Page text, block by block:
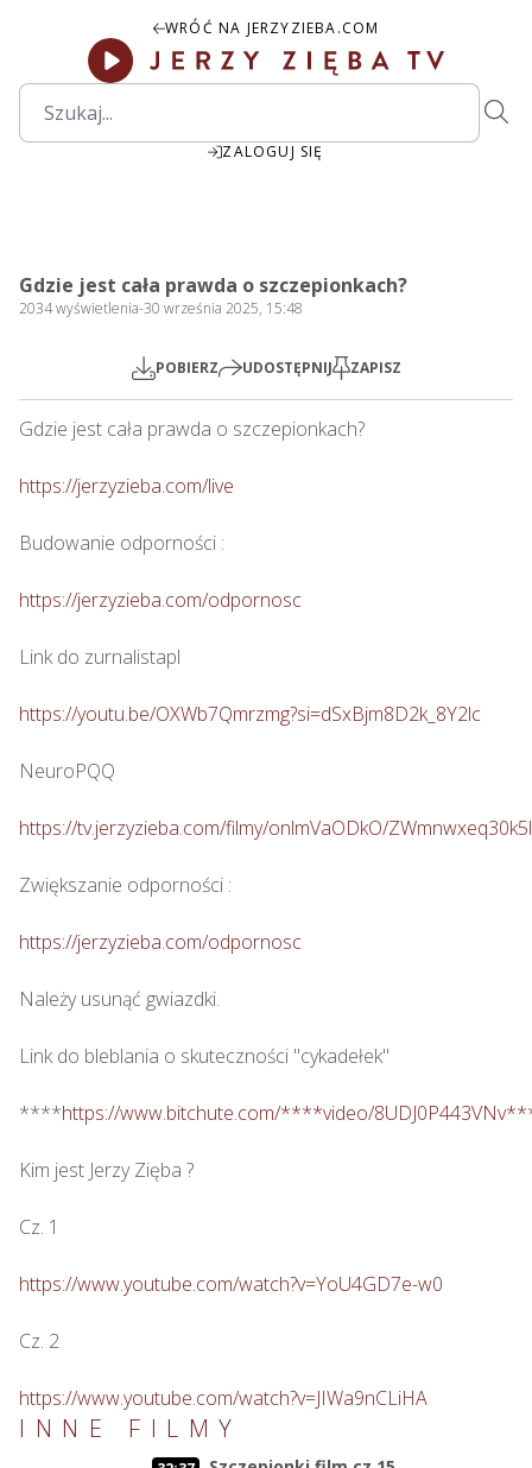
WRÓĆ NA JERZYZIEBA.COM
ZALOGUJ SIĘ
Play
Gdzie jest cała prawda o szczepionkach?
2034wyświetlenia-30 września 2025, 15:48
POBIERZ UDOSTĘPNIJ ZAPISZ
Gdzie jest cała prawda o szczepionkach?
https://jerzyzieba.com/live
Budowanie odporności :
https://jerzyzieba.com/odpornosc
Link do zurnalistapl
https://youtu.be/OXWb7Qmrzmg?si=dSxBjm8D2k_8Y2lc
NeuroPQQ
https://tv.jerzyzieba.com/filmy/onlmVaODkO/
Zwiększanie odporności :
https://jerzyzieba.com/odpornosc
Należy usunąć gwiazdki.
Link do bleblania o skuteczności "cykadełek"
****https://www.bitchute.com/****video/
Kim jest Jerzy Zięba ?
Cz. 1
https://www.youtube.com/watch?v=YoU4GD7e-w0
Cz. 2
https://www.youtube.com/watch?v=JIWa9nCLiHA
INNE FILMY